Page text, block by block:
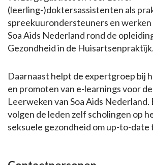
(leerling-)doktersassistenten als
spreekuurondersteuners en werken
Soa Aids Nederland rond de
Gezondheid in de Huisartsenpraktijk.
Daarnaast helpt de expertgroep bij
en promoten van e-learnings voor
Leerweken van Soa Aids Nederland.
volgen de leden zelf scholingen op
seksuele gezondheid om up-to-date